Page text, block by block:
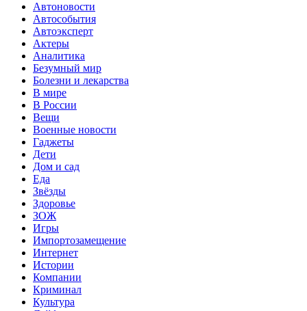
Автоновости
Автособытия
Автоэксперт
Актеры
Аналитика
Безумный мир
Болезни и лекарства
В мире
В России
Вещи
Военные новости
Гаджеты
Дети
Дом и сад
Еда
Звёзды
Здоровье
ЗОЖ
Игры
Импортозамещение
Интернет
Истории
Компании
Криминал
Культура